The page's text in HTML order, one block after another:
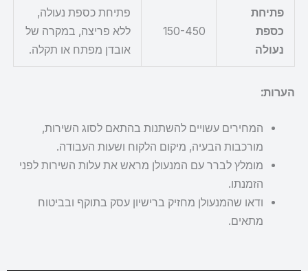
פתיחת
כספת
נעולה
150-450
פתיחת כספת נעולה,
ללא פריצה, במקרה של
אובדן מפתח או תקלה.
הערות:
המחירים עשויים להשתנות בהתאם לסוג השירות,
מורכבות הבעיה, מיקום הלקוח ושעות העבודה.
מומלץ לברר עם המנעולן מראש את עלות השירות לפני
הזמנתו.
ודאו שהמנעולן מחזיק ברישיון עסק בתוקף ובביטוח
מתאים.